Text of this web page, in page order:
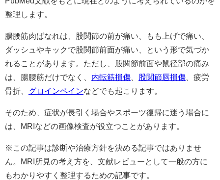
整理します。
腸腰筋肉ばなれは、股関節の前が痛い、もも上げで痛い、
ダッシュやキックで股関節前面が痛い、という形で気づか
れることがあります。ただし、股関節前面や鼠径部の痛み
は、腸腰筋だけでなく、 内転筋損傷 股関節唇損傷 、疲労
骨折、 グロインペインなどでも起こります。
そのため、症状が長引く場合やスポーツ復帰に迷う場合に
は、MRIなどの画像検査が役立つことがあります。
※この記事は診断や治療方針を決める記事ではありませ
ん。MRI所見の考え方を、文献レビューとして一般の方に
もわかりやすく整理するための記事です。